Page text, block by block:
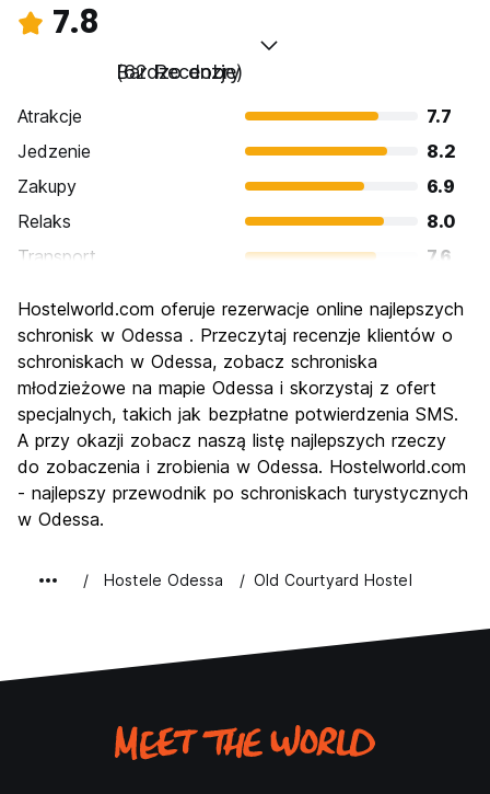
7.8
Bardzo dobry
(62 Recenzje)
Atrakcje
7.7
Jedzenie
8.2
Zakupy
6.9
Relaks
8.0
Transport
7.6
Kultura
8.2
Imprezy
Najlepsza wartość
8.0
Hostelworld.com oferuje rezerwacje online najlepszych
schronisk w Odessa . Przeczytaj recenzje klientów o
schroniskach w Odessa, zobacz schroniska
młodzieżowe na mapie Odessa i skorzystaj z ofert
specjalnych, takich jak bezpłatne potwierdzenia SMS.
A przy okazji zobacz naszą listę najlepszych rzeczy
do zobaczenia i zrobienia w Odessa. Hostelworld.com
- najlepszy przewodnik po schroniskach turystycznych
w Odessa.
Hostele Odessa Old Courtyard Hostel